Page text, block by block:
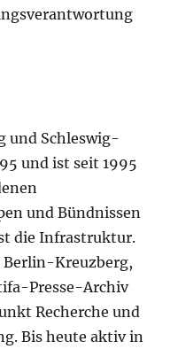
und Schleswig-
und ist seit 1995
und Bündnissen
die Infrastruktur.
Berlin-Kreuzberg,
Presse-Archiv
Recherche und
Bis heute aktiv in